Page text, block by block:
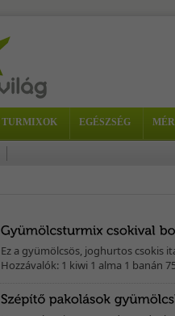
TURMIXOK EGÉSZSÉG
Ez a gyümölcsös, joghurtos csokis
Hozzávalók: 1 kiwi 1 alma 1 banán